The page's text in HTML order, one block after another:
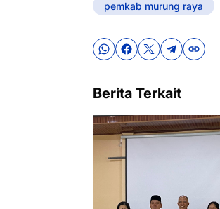
pemkab murung raya
Berita Terkait